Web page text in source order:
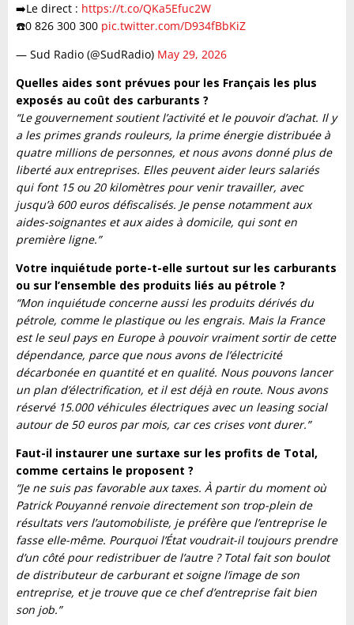
➡️Le direct : https://t.co/QKa5Efuc2W
☎️0 826 300 300 pic.twitter.com/D934fBbKiZ
— Sud Radio (@SudRadio) May 29, 2026
Quelles aides sont prévues pour les Français les plus
exposés au coût des carburants ?
“Le gouvernement soutient l’activité et le pouvoir d’achat. Il y
a les primes grands rouleurs, la prime énergie distribuée à
quatre millions de personnes, et nous avons donné plus de
liberté aux entreprises. Elles peuvent aider leurs salariés
qui font 15 ou 20 kilomètres pour venir travailler, avec
jusqu’à 600 euros défiscalisés. Je pense notamment aux
aides-soignantes et aux aides à domicile, qui sont en
première ligne.”
Votre inquiétude porte-t-elle surtout sur les carburants
ou sur l’ensemble des produits liés au pétrole ?
“Mon inquiétude concerne aussi les produits dérivés du
pétrole, comme le plastique ou les engrais. Mais la France
est le seul pays en Europe à pouvoir vraiment sortir de cette
dépendance, parce que nous avons de l’électricité
décarbonée en quantité et en qualité. Nous pouvons lancer
un plan d’électrification, et il est déjà en route. Nous avons
réservé 15.000 véhicules électriques avec un leasing social
autour de 50 euros par mois, car ces crises vont durer.”
Faut-il instaurer une surtaxe sur les profits de Total,
comme certains le proposent ?
“Je ne suis pas favorable aux taxes. À partir du moment où
Patrick Pouyanné renvoie directement son trop-plein de
résultats vers l’automobiliste, je préfère que l’entreprise le
fasse elle-même. Pourquoi l’État voudrait-il toujours prendre
d’un côté pour redistribuer de l’autre ? Total fait son boulot
de distributeur de carburant et soigne l’image de son
entreprise, et je trouve que ce chef d’entreprise fait bien
son job.”